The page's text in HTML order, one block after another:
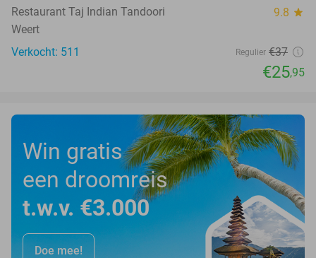
Restaurant Taj Indian Tandoori 9.8 star
Weert
Verkocht: 511
Regulier €37
€25,95
Win gratis
een droomreis
t.w.v. €3.000
Doe mee!